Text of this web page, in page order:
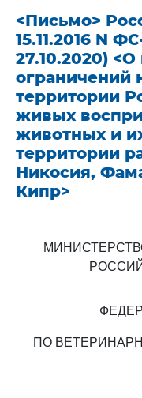
<Письмо>
15.11.2016 N
27.10.2020)
ограничений
территории
живых
животных и
территории
Никосия,
Кипр>
ПО